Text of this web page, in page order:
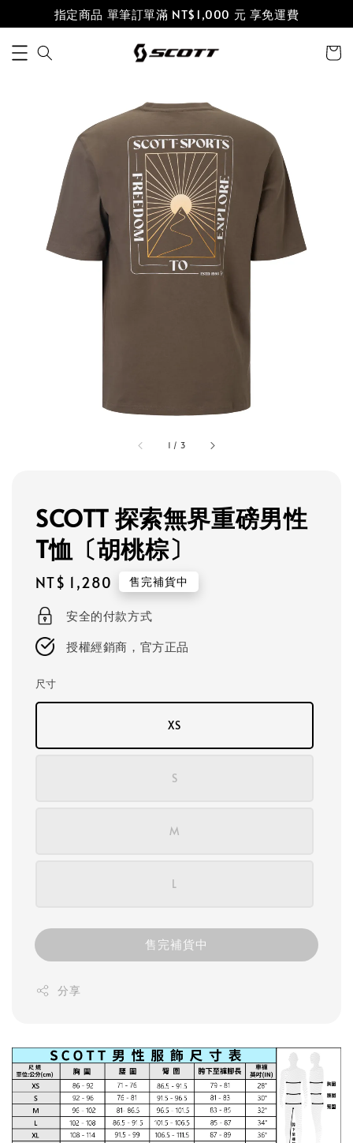
指定商品 單筆訂單滿 NT$1,000 元 享免運費
1 / 3
SCOTT 探索無界重磅男性
T恤〔胡桃棕〕
Regular
price
NT$ 1,280 售完補貨中
安全的付款方式
授權經銷商，官方正品
尺寸
XS
S
M
L
售完補貨中
分享